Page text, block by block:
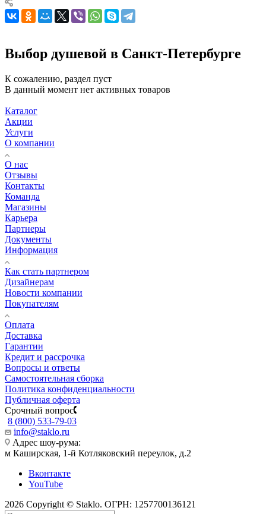
Выбор душевой в Санкт-Петербурге
К сожалению, раздел пуст
В данный момент нет активных товаров
Каталог
Акции
Услуги
О компании
О нас
Отзывы
Контакты
Команда
Магазины
Карьера
Партнеры
Документы
Информация
Как стать партнером
Дизайнерам
Новости компании
Покупателям
Оплата
Доставка
Гарантии
Кредит и рассрочка
Вопросы и ответы
Самостоятельная сборка
Политика конфиденциальности
Публичная оферта
Срочный вопрос
8 (800) 533-79-03
info@staklo.ru
Адрес шоу-рума:
м Каширская, 1-й Котляковский переулок, д.2
Вконтакте
YouTube
2026 Copyright © Staklo. ОГРН: 1257700136121